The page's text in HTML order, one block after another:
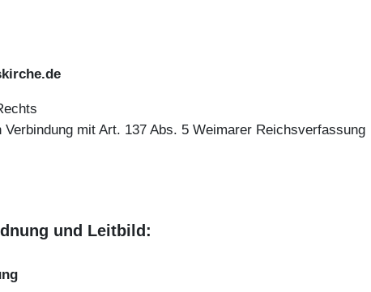
mit Art. 137 Abs. 5 Weimarer Reichsverfassung
und Leitbild: